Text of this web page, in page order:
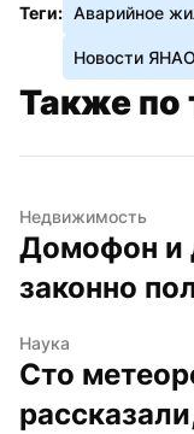
Теги: Аварийное
Новости ЯНАО
Также по
Недвижимость
Домофон и
законно
Наука
Сто